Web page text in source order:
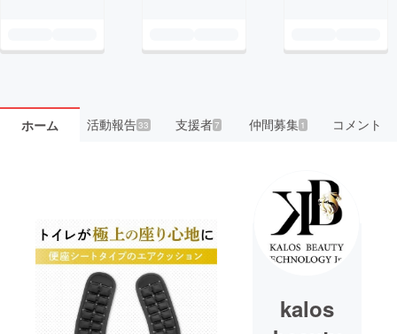
ホーム 活動報告33 支援者7 仲間募集 1 コメント
kalos